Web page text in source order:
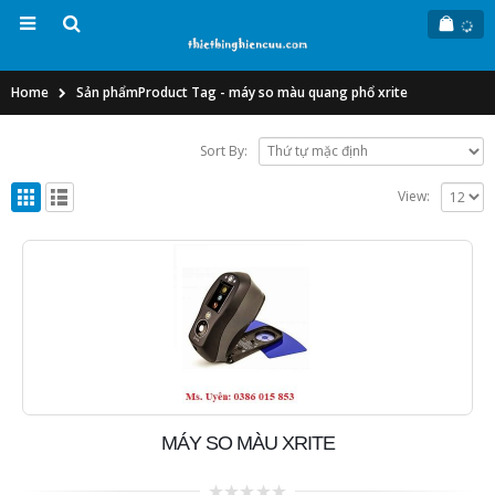
Home Sản phẩmProduct Tag - máy so màu quang phổ xrite
Sort By:
View:
MÁY SO MÀU XRITE